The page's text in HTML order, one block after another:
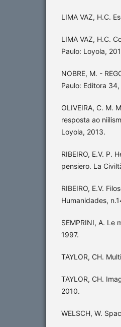
LIMA VAZ, H.C.
LIMA VAZ, H.C.
Paulo: Loyola,
NOBRE, M. -
Paulo: Editora
OLIVEIRA, C. M.
resposta ao
Loyola, 2013.
RIBEIRO, E.V. P.
pensiero. La
RIBEIRO, E.V.
Humanidades,
SEMPRINI, A. Le
1997.
TAYLOR, CH.
TAYLOR, CH.
2010.
WELSCH, W.